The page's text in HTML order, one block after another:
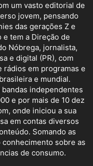
um vasto editorial de
jovem, pensando
das gerações Z e
e tem a Direção de
Nóbrega, jornalista,
e digital (PR), com
rádios em programas e
e mundial.
independentes
e por mais de 10 dez
onde iniciou a sua
em contas diversos
Somando as
sobre as
de consumo.